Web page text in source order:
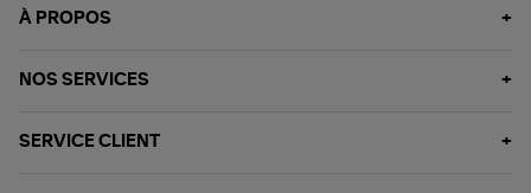
À PROPOS
NOS SERVICES
SERVICE CLIENT